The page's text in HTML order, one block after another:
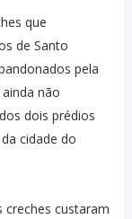
que
de Santo
pela
não
dois prédios
cidade do
creches custaram